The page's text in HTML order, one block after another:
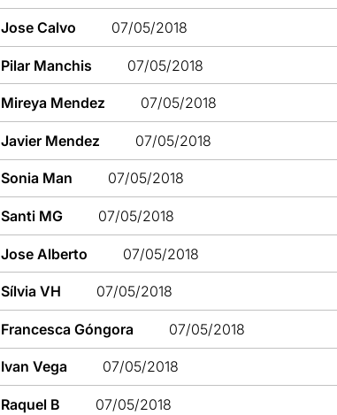
Jose Calvo 07/05/2018
Pilar Manchis 07/05/2018
Mireya Mendez 07/05/2018
Javier Mendez 07/05/2018
Sonia Man 07/05/2018
Santi MG 07/05/2018
Jose Alberto 07/05/2018
Sílvia VH 07/05/2018
Francesca Góngora 07/05/2018
Ivan Vega 07/05/2018
Raquel B 07/05/2018